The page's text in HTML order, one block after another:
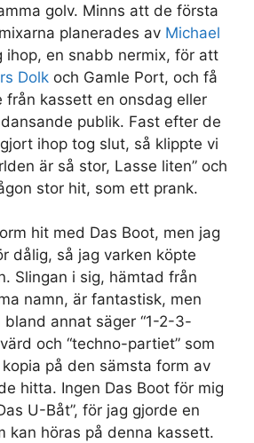
golv. Minns att de första
planerades av Michael
ihop, en snabb nermix, för att
Dolk och Gamle Port, och få
från kassett en onsdag eller
publik. Fast efter de
ihop tog slut, så klippte vi
är så stor, Lasse liten” och
stor hit, som ett prank.
hit med Das Boot, men jag
dålig, så jag varken köpte
Slingan i sig, hämtad från
namn, är fantastisk, men
annat säger “1-2-3-
och “techno-partiet” som
på den sämsta form av
hitta. Ingen Das Boot för mig
U-Båt”, för jag gjorde en
kan höras på denna kassett.